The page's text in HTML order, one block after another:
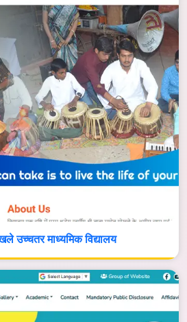
उच्चतर माध्यमिक विद्यालय